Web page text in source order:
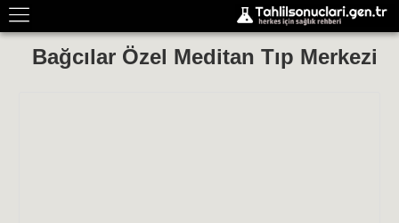
Bağcılar Özel Meditan Tıp Merkezi